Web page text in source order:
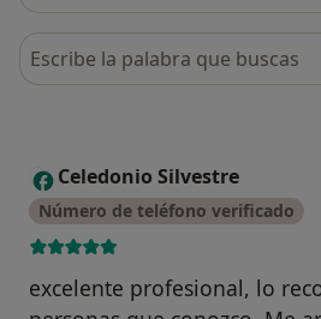
Busca en opiniones
C Celedonio Silvestre
Número de teléfono verificado
excelente profesional, lo